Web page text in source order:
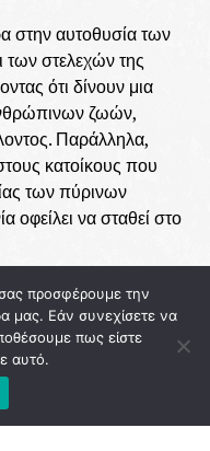
στην αυτοθυσία των
στελεχών της
ότι δίνουν μια
ζωών,
Παράλληλα,
κατοίκους που
των πύρινων
οφείλει να σταθεί στο
ανάγκη ενίσχυσης
απέναντι στην
τα νέα δεδομένα που
σχεδιασμό,
αλληλεγγύη.
προσφέρουμε την
μας. Εάν συνεχίσετε να
πως είστε
αυτό.